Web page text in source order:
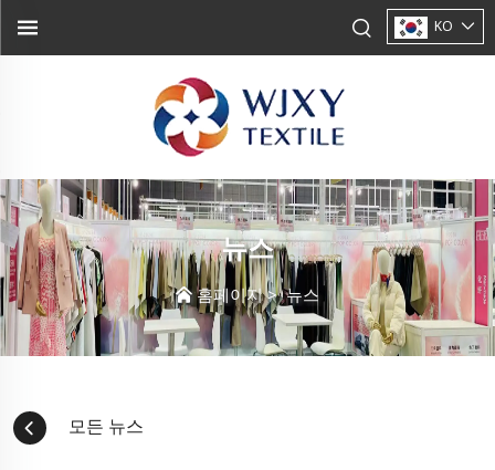
KO
뉴스
홈페이지>뉴스
모든 뉴스